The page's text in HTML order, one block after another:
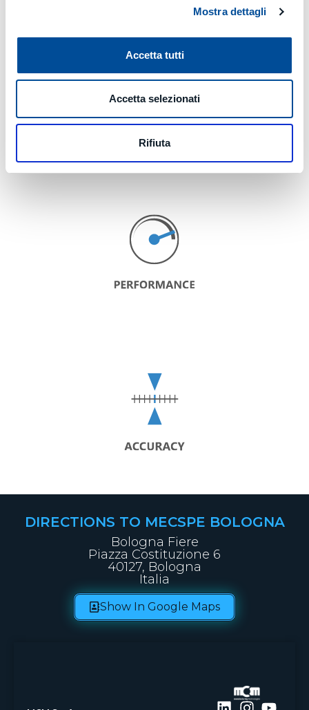
Mostra dettagli
Accetta tutti
Accetta selezionati
Rifiuta
DIRECTIONS TO MECSPE BOLOGNA
Bologna Fiere
Piazza Costituzione 6
40127, Bologna
Italia
Show In Google Maps